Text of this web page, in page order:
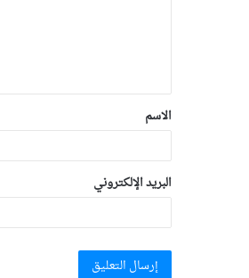
الاسم
البريد الإلكتروني